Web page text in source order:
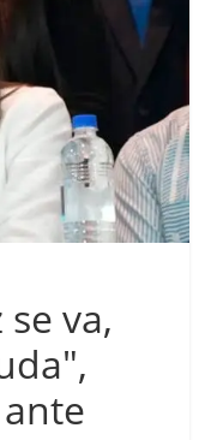
va,